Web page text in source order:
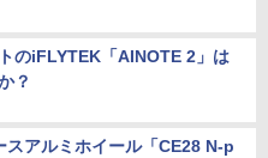
のiFLYTEK「AINOTE 2」は
？
スアルミホイール「CE28 N-p